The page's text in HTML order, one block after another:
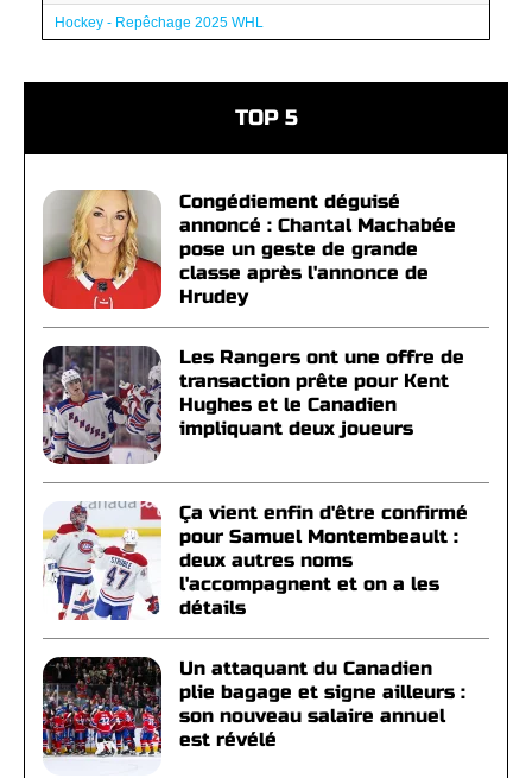
Hockey - Repêchage 2025 WHL
TOP 5
Congédiement déguisé
annoncé : Chantal Machabée
pose un geste de grande
classe après l'annonce de
Hrudey
Les Rangers ont une offre de
transaction prête pour Kent
Hughes et le Canadien
impliquant deux joueurs
Ça vient enfin d'être confirmé
pour Samuel Montembeault :
deux autres noms
l'accompagnent et on a les
détails
Un attaquant du Canadien
plie bagage et signe ailleurs :
son nouveau salaire annuel
est révélé